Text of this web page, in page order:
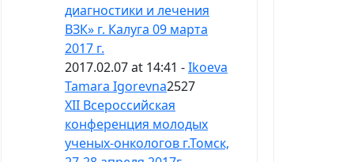
диагностики и лечения
ВЗК» г. Калуга 09 марта
2017 г.
2017.02.07 at 14:41 -Ikoeva
Tamara Igorevna2527
XII Всероссийская
конференция молодых
ученых-онкологов г.Томск,